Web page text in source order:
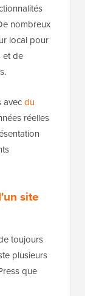
nombreux
local pour
et de
avecdu
réelles
site
toujours
plusieurs
que